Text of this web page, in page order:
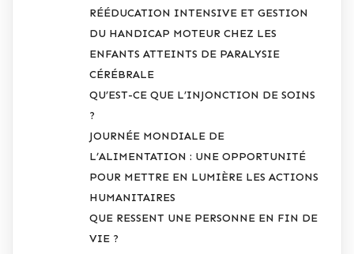
RÉÉDUCATION INTENSIVE ET GESTION
DU HANDICAP MOTEUR CHEZ LES
ENFANTS ATTEINTS DE PARALYSIE
CÉRÉBRALE
QU’EST-CE QUE L’INJONCTION DE SOINS
?
JOURNÉE MONDIALE DE
L’ALIMENTATION : UNE OPPORTUNITÉ
POUR METTRE EN LUMIÈRE LES ACTIONS
HUMANITAIRES
QUE RESSENT UNE PERSONNE EN FIN DE
VIE ?